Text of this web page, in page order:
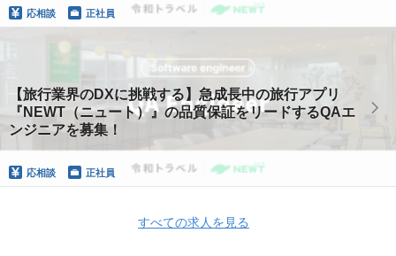
応相談 正社員
【旅行業界のDXに挑戦する】急成長中の旅行アプリ
『NEWT（ニュート）』の品質保証をリードするQAエ
ンジニアを募集！
応相談 正社員
すべての求人を見る